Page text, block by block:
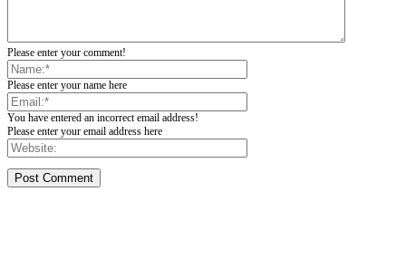
Please enter your comment!
Please enter your name here
You have entered an incorrect email address!
Please enter your email address here